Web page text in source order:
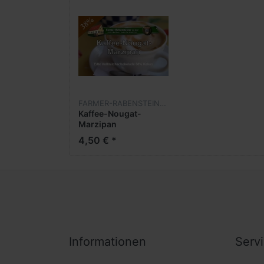
Kaffee-Nougat-
Marzipan
4,50 € *
Informationen